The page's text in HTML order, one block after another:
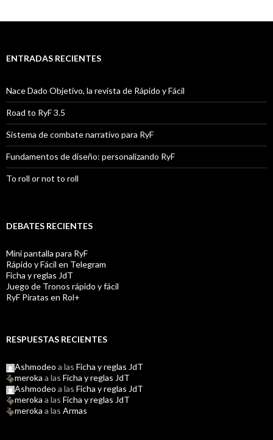
ENTRADAS RECIENTES
Nace Dado Objetivo, la revista de Rápido y Fácil
Road to RyF 3.5
Sistema de combate narrativo para RyF
Fundamentos de diseño: personalizando RyF
To roll or not to roll
DEBATES RECIENTES
Mini pantalla para RyF
Rápido y Fácil en Telegram
Ficha y reglas JdT
Juego de Tronos rápido y fácil
RyF Piratas en Rol+
RESPUESTAS RECIENTES
Ashmodeo a las Ficha y reglas JdT
meroka a las Ficha y reglas JdT
Ashmodeo a las Ficha y reglas JdT
meroka a las Ficha y reglas JdT
meroka a las Armas